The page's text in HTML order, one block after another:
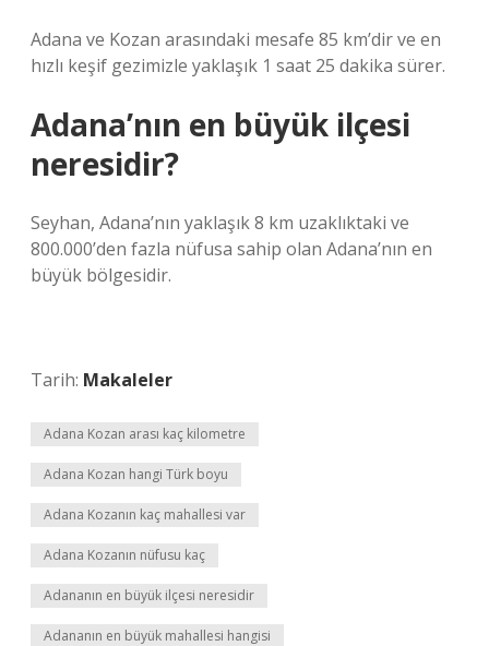
Adana ve Kozan arasındaki mesafe 85 km’dir ve en
hızlı keşif gezimizle yaklaşık 1 saat 25 dakika sürer.
Adana’nın en büyük ilçesi
neresidir?
Seyhan, Adana’nın yaklaşık 8 km uzaklıktaki ve
800.000’den fazla nüfusa sahip olan Adana’nın en
büyük bölgesidir.
Tarih: Makaleler
Adana Kozan arası kaç kilometre
Adana Kozan hangi Türk boyu
Adana Kozanın kaç mahallesi var
Adana Kozanın nüfusu kaç
Adananın en büyük ilçesi neresidir
Adananın en büyük mahallesi hangisi